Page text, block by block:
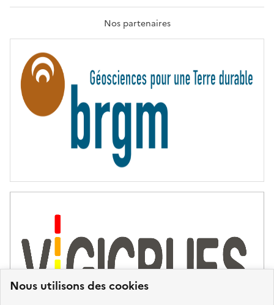
Nous utilisons des cookies
A
T
R
T
É
Nos partenaires